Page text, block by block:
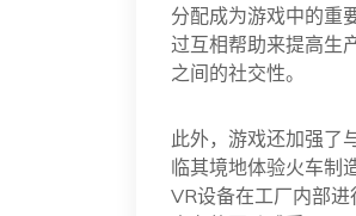
分配成为游戏中的重
过互相帮助来提高生
之间的社交性。
此外，游戏还加强了
临其境地体验火车制
VR设备在工厂内部